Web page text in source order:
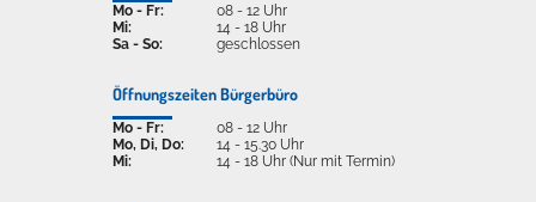
Mo - Fr:
Mi:
Sa - So:
08 - 12 Uhr
14 - 18 Uhr
geschlossen
Öffnungszeiten Bürgerbüro
Mo - Fr:
Mo, Di, Do:
Mi:
08 - 12 Uhr
14 - 15.30 Uhr
14 - 18 Uhr (Nur mit Termin)